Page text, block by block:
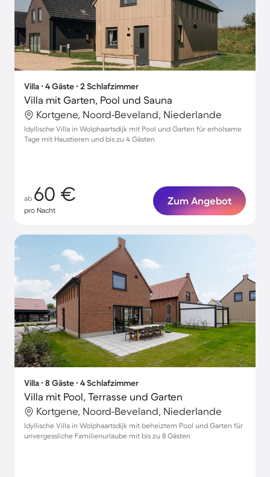
Villa ∙ 4 Gäste ∙ 2 Schlafzimmer
Villa mit Garten, Pool und Sauna
Kortgene, Noord-Beveland, Niederlande
Idyllische Villa in Wolphaartsdijk mit Pool und Garten für erholsame
Tage mit Haustieren und bis zu 4 Gästen
ab 60 €
pro Nacht
Zum Angebot
Villa ∙ 8 Gäste ∙ 4 Schlafzimmer
Villa mit Pool, Terrasse und Garten
Kortgene, Noord-Beveland, Niederlande
Idyllische Villa in Wolphaartsdijk mit beheiztem Pool und Garten für
unvergessliche Familienurlaube mit bis zu 8 Gästen